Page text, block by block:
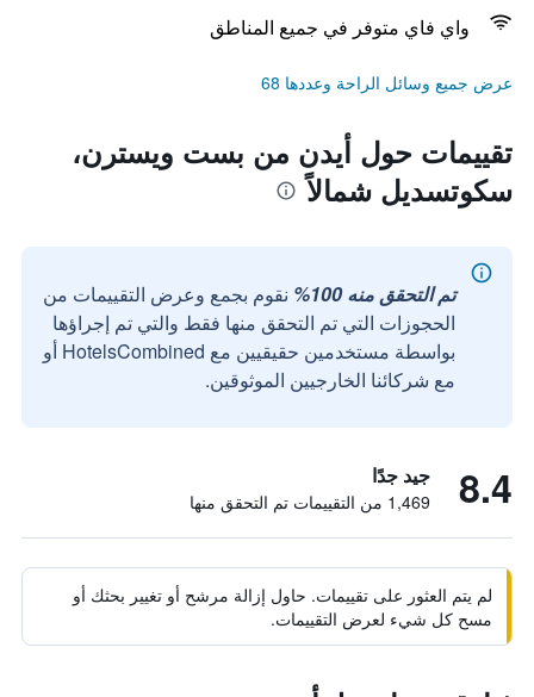
واي فاي متوفر في جميع المناطق
عرض جميع وسائل الراحة وعددها 68
تقييمات حول أيدن من بست ويسترن،
سكوتسديل شمالاً
تم التحقق منه 100%
نقوم بجمع وعرض التقييمات من
الحجوزات التي تم التحقق منها فقط والتي تم إجراؤها
بواسطة مستخدمين حقيقيين مع HotelsCombined أو
مع شركائنا الخارجيين الموثوقين.
8.4 جيد جدًا
1,469 من التقييمات تم التحقق منها
لم يتم العثور على تقييمات. حاول إزالة مرشح أو تغيير بحثك أو
مسح كل شيء لعرض التقييمات.